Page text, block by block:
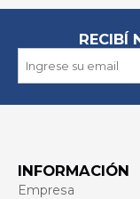
RECIBÍ
INFORMACIÓN
Empresa